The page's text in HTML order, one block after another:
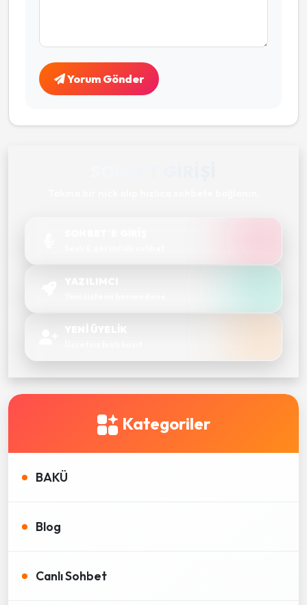
Yorum Gönder
Kategoriler
BAKÜ
Blog
Canlı Sohbet